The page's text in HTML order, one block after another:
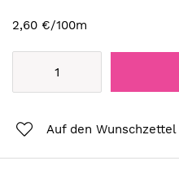
2,60 €/100m
Auf den Wunschzettel